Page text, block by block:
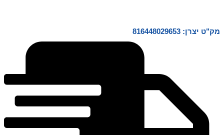
מק"ט יצרן: 816448029653